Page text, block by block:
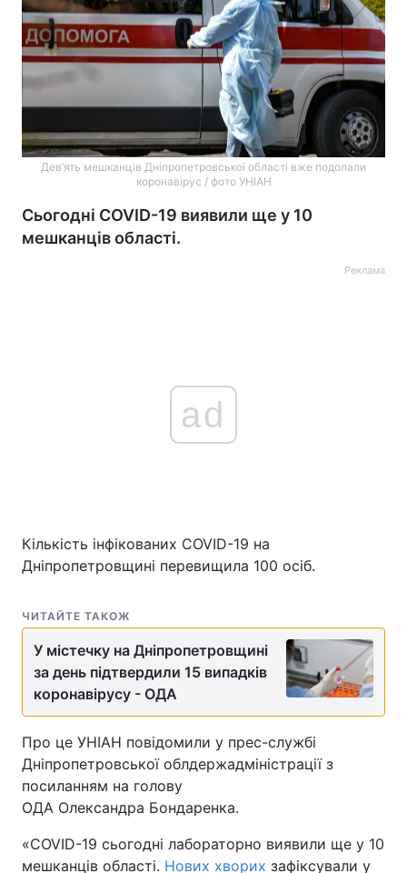
Дев’ять мешканців Дніпропетровської області вже подолали
коронавірус / фото УНІАН
Сьогодні COVID-19 виявили ще у 10
мешканців області.
Реклама
ad
Кількість інфікованих COVID-19 на
Дніпропетровщині перевищила 100 осіб.
ЧИТАЙТЕ ТАКОЖ
У містечку на Дніпропетровщині
за день підтвердили 15 випадків
коронавірусу - ОДА
Про це УНІАН повідомили у прес-службі
Дніпропетровської облдержадміністрації з
посиланням на голову
ОДА Олександра Бондаренка.
«COVID-19 сьогодні лабораторно виявили ще у 10
мешканців області. Нових хворих зафіксували у